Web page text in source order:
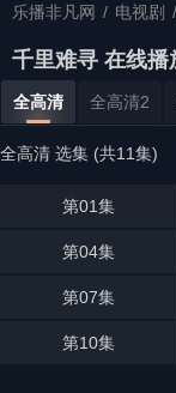
乐播非凡网 / 电视剧 /
千里难寻 在线播
全高清 全高清2
全高清 选集 (共11集)
第01集
第04集
第07集
第10集